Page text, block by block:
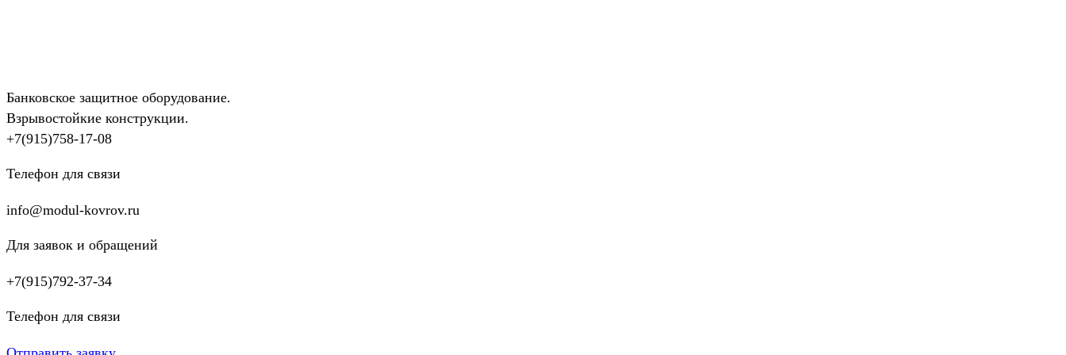
Банковское защитное оборудование.
Взрывостойкие конструкции.
+7(915)758-17-08
Телефон для связи
info@modul-kovrov.ru
Для заявок и обращений
+7(915)792-37-34
Телефон для связи